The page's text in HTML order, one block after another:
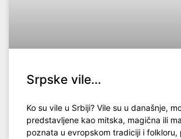
Srpske vile…
Ko su vile u Srbiji? Vile su u današnje,
predstavljene kao mitska, magična ili
poznata u evropskom tradiciji i folkloru,